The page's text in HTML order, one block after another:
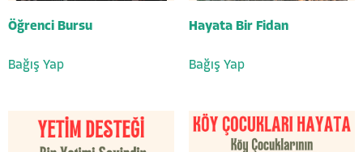
Öğrenci Bursu
Bağış Yap
Hayata Bir Fidan
Bağış Yap